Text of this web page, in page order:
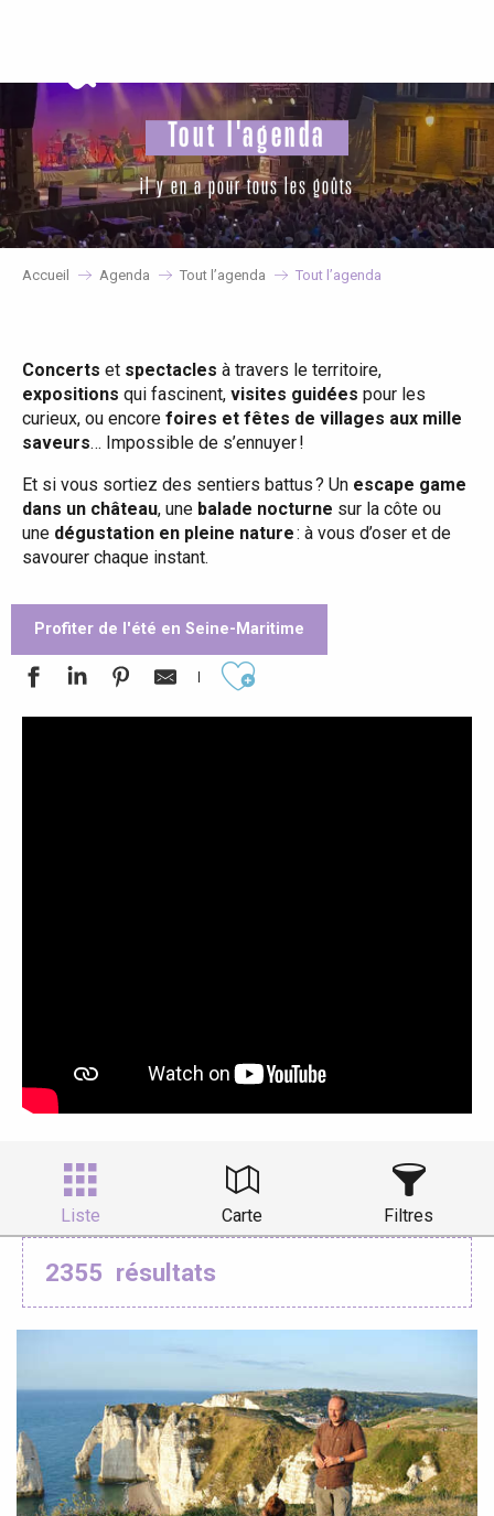
principal
Tout l'agenda
il y en a pour tous les goûts
Accueil Agenda Tout l’agenda Tout l’agenda
Concerts et spectacles à travers le territoire,
expositions qui fascinent, visites guidées pour les
curieux, ou encore foires et fêtes de villages aux mille
saveurs… Impossible de s’ennuyer !
Et si vous sortiez des sentiers battus ? Un escape game
dans un château, une balade nocturne sur la côte ou
une dégustation en pleine nature: à vous d’oser et de
savourer chaque instant.
Profiter de l'été en Seine-Maritime
Ajouter aux favoris
Liste Carte Filtres
2355 résultats